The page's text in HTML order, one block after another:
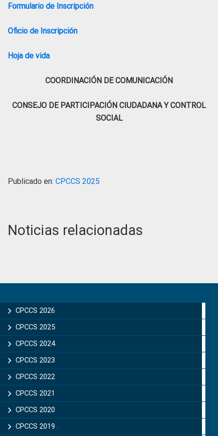
Formulario de Inscripción
Oficio de Inscripción
Hoja de vida
COORDINACIÓN DE COMUNICACIÓN
CONSEJO DE PARTICIPACIÓN CIUDADANA Y CONTROL
SOCIAL
Publicado en: CPCCS 2025
Noticias relacionadas
Sidebar
CPCCS 2026
CPCCS 2025
CPCCS 2024
CPCCS 2023
CPCCS 2022
CPCCS 2021
CPCCS 2020
CPCCS 2019 .